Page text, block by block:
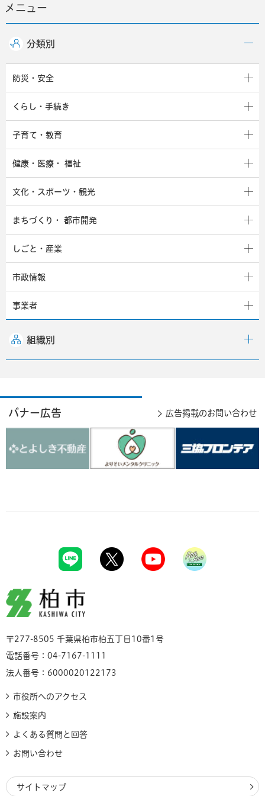
メニュー
分類別
防災・安全
くらし・手続き
子育て・教育
健康・医療・ 福祉
文化・スポーツ・観光
まちづくり・ 都市開発
しごと・産業
市政情報
事業者
組織別
バナー広告 広告掲載のお問い合わせ
柏市
〒277-8505 千葉県柏市柏五丁目10番1号
電話番号：04-7167-1111
法人番号：6000020122173
市役所へのアクセス
施設案内
よくある質問と回答
お問い合わせ
サイトマップ